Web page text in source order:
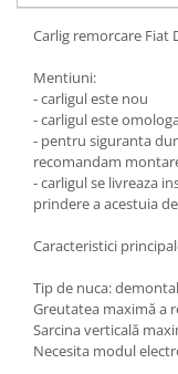
Carlige Jaecoo 7
Carlige Jaecoo E5
Carlige Jeep
Carlige Kia
Carlige Kia EV4
Carlige Kia EV5
Carlige Lancia
Carlige Land Rover
Carlige Lexus
Carlig remorcare Fiat
Mentiuni:
- carligul este nou
- carligul este
- pentru siguranta
recomandam
- carligul se livreaza
prindere a acestuia
Caracteristici
Tip de nuca:
Greutatea maximă a
Sarcina verticală
Necesita modul